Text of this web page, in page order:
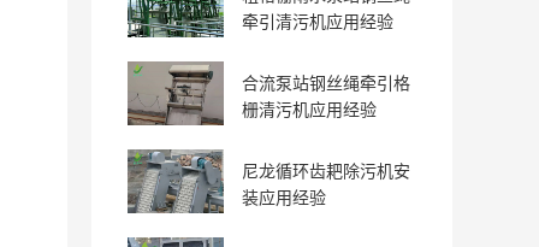
牵引清污机应用经验
合流泵站钢丝绳牵引格
栅清污机应用经验
尼龙循环齿耙除污机安
装应用经验